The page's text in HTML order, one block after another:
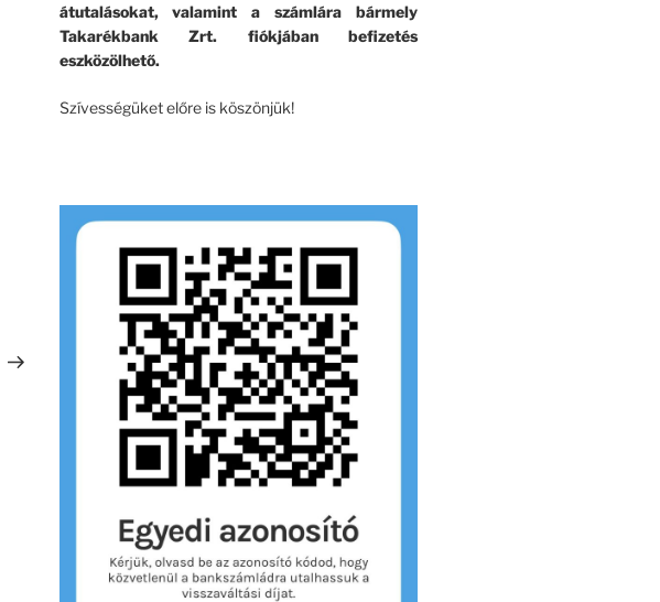
átutalásokat, valamint a számlára bármely
Takarékbank Zrt. fiókjában befizetés
eszközölhető.
Szívességüket előre is köszönjük!